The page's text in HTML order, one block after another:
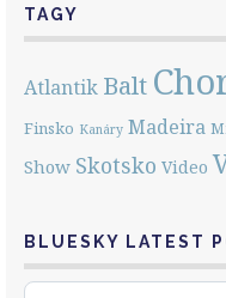
TAGY
Atlantik Balt
Finsko Kanáry Madeira
Show Skotsko Video
BLUESKY LATEST